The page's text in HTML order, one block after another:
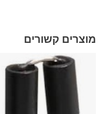
מוצרים קשורים